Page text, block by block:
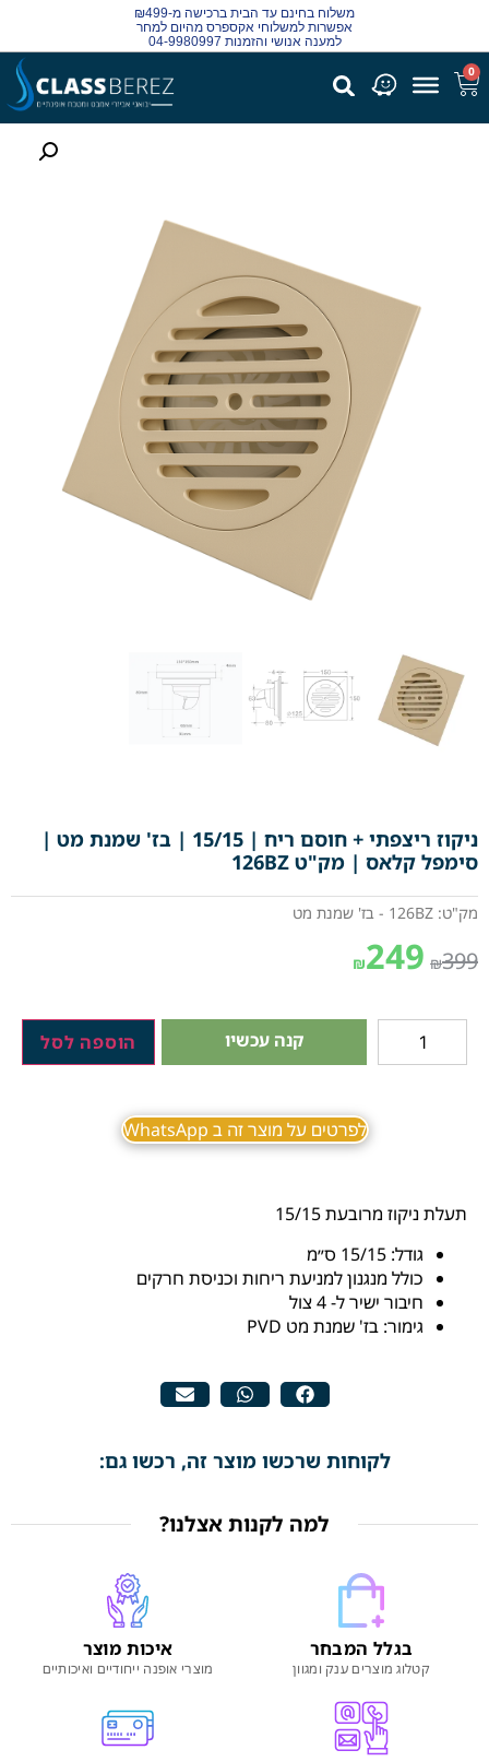
משלוח בחינם עד הבית ברכישה מ-₪499
אפשרות למשלוחי אקספרס מהיום למחר
למענה אנושי והזמנות 04-9980997
0
ניקוז ריצפתי + חוסם ריח | 15/15 | בז' שמנת מט |
סימפל קלאס | מק"ט 126BZ
מק"ט: 126BZ - בז' שמנת מט
₪399
₪249
קנה עכשיו הוספה לסל
לפרטים על מוצר זה ב WhatsApp
תעלת ניקוז מרובעת 15/15
גודל: 15/15 ס״מ
כולל מנגנון למניעת ריחות וכניסת חרקים
חיבור ישיר ל- 4 צול
גימור: בז' שמנת מט PVD
לקוחות שרכשו מוצר זה, רכשו גם:
למה לקנות אצלנו?
בגלל המבחר
קטלוג מוצרים ענק ומגוון
איכות מוצר
מוצרי אופנה ייחודיים ואיכותיים